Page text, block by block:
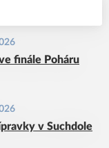
finále Poháru
v Suchdole